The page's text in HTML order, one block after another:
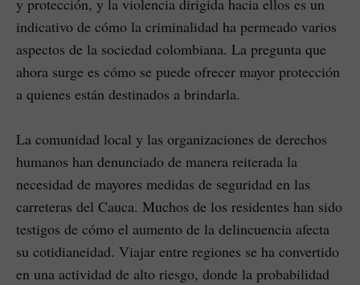
y protección, y la violencia dirigida hacia ellos es un
indicativo de cómo la criminalidad ha permeado varios
aspectos de la sociedad colombiana. La pregunta que
ahora surge es cómo se puede ofrecer mayor protección
a quienes están destinados a brindarla.
La comunidad local y las organizaciones de derechos
humanos han denunciado de manera reiterada la
necesidad de mayores medidas de seguridad en las
carreteras del Cauca. Muchos de los residentes han sido
testigos de cómo el aumento de la delincuencia afecta
su cotidianeidad. Viajar entre regiones se ha convertido
en una actividad de alto riesgo, donde la probabilidad